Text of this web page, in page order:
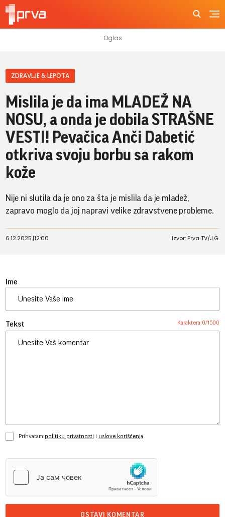
ZDRAVLJE & LEPOTA
Mislila je da ima MLADEŽ NA
NOSU, a onda je dobila STRAŠNE
VESTI! Pevačica Anči Dabetić
otkriva svoju borbu sa rakom
kože
Nije ni slutila da je ono za šta je mislila da je mladež,
zapravo moglo da joj napravi velike zdravstvene probleme.
6.12.2025.|12:00 Izvor: Prva TV/J.G.
Ime
Tekst Karaktera:0/1500
Prihvatam politiku privatnosti i uslove korišćenja
OSTAVI KOMENTAR